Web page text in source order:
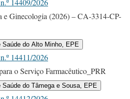
14409/2026
Ginecologia (2026) – CA-3314-CP-
Saúde do Alto Minho, EPE
14411/2026
o Serviço Farmacêutico_PRR
Saúde do Tâmega e Sousa, EPE